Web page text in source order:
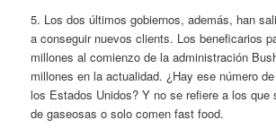
5. Los dos últimos gobiernos, además, han
a conseguir nuevos clients. Los beneficarios
millones al comienzo de la administración
millones en la actualidad. ¿Hay ese número
los Estados Unidos? Y no se refiere a los que
de gaseosas o solo comen fast food.